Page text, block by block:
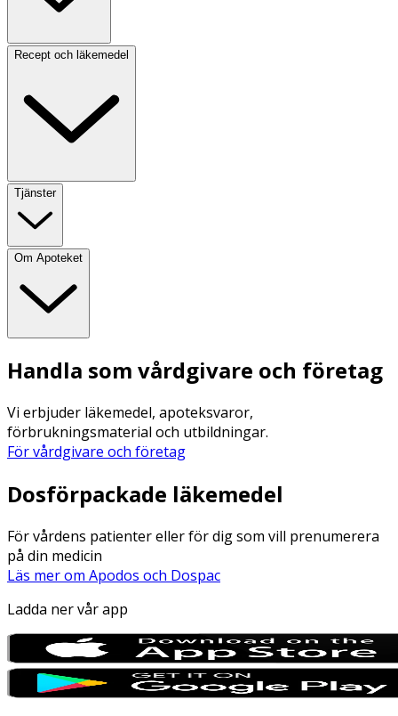
Recept och läkemedel
Tjänster
Om Apoteket
Handla som vårdgivare och företag
Vi erbjuder läkemedel, apoteksvaror,
förbrukningsmaterial och utbildningar.
För vårdgivare och företag
Dosförpackade läkemedel
För vårdens patienter eller för dig som vill prenumerera
på din medicin
Läs mer om Apodos och Dospac
Ladda ner vår app